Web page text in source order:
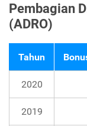
Pembagian
(ADRO)
Tahun
2020
2019